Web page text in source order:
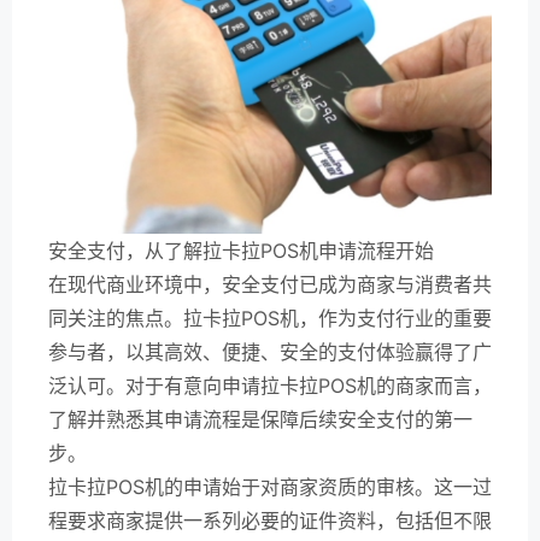
安全支付，从了解拉卡拉POS机申请流程开始
在现代商业环境中，安全支付已成为商家与消费者共
同关注的焦点。拉卡拉POS机，作为支付行业的重要
参与者，以其高效、便捷、安全的支付体验赢得了广
泛认可。对于有意向申请拉卡拉POS机的商家而言，
了解并熟悉其申请流程是保障后续安全支付的第一
步。
拉卡拉POS机的申请始于对商家资质的审核。这一过
程要求商家提供一系列必要的证件资料，包括但不限